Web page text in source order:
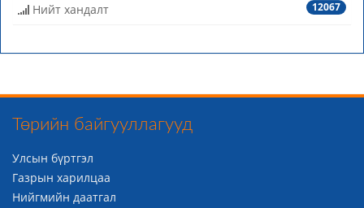
12067
Нийт хандалт
Төрийн байгууллагууд
Улсын бүртгэл
Газрын харилцаа
Нийгмийн даатгал